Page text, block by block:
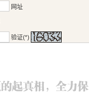
网址
验证(*)